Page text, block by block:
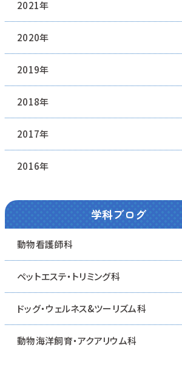
2021年
2020年
2019年
2018年
2017年
2016年
学科ブログ
動物看護師科
ペットエステ・トリミング科
ドッグ・ウェルネス&ツーリズム科
動物海洋飼育・アクアリウム科